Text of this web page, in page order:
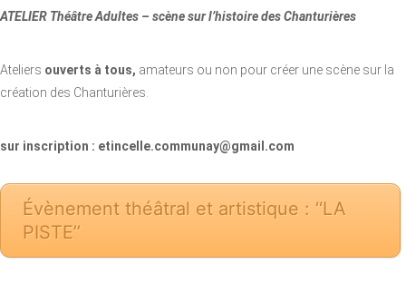
ATELIER Théâtre Adultes – scène sur l’histoire des Chanturières
Ateliers ouverts à tous, amateurs ou non pour créer une scène sur la
création des Chanturières.
sur inscription : etincelle.communay@gmail.com
Évènement théâtral et artistique : ‘‘LA
PISTE’’